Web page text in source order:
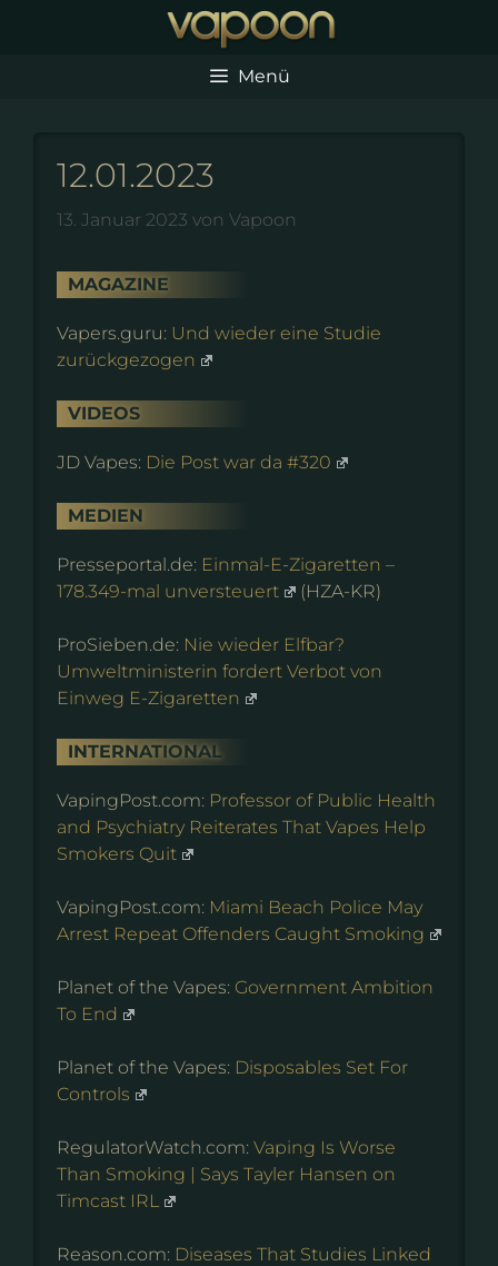
Menü
12.01.2023
13. Januar 2023 von Vapoon
MAGAZINE
Vapers.guru: Und wieder eine Studie
zurückgezogen
VIDEOS
JD Vapes: Die Post war da #320
MEDIEN
Presseportal.de: Einmal-E-Zigaretten –
178.349-mal unversteuert
(HZA-KR)
ProSieben.de: Nie wieder Elfbar?
Umweltministerin fordert Verbot von
Einweg E-Zigaretten
INTERNATIONAL
VapingPost.com: Professor of Public Health
and Psychiatry Reiterates That Vapes Help
Smokers Quit
VapingPost.com: Miami Beach Police May
Arrest Repeat Offenders Caught Smoking
Planet of the Vapes: Government Ambition
To End
Planet of the Vapes: Disposables Set For
Controls
RegulatorWatch.com: Vaping Is Worse
Than Smoking | Says Tayler Hansen on
Timcast IRL
Reason.com: Diseases That Studies Linked